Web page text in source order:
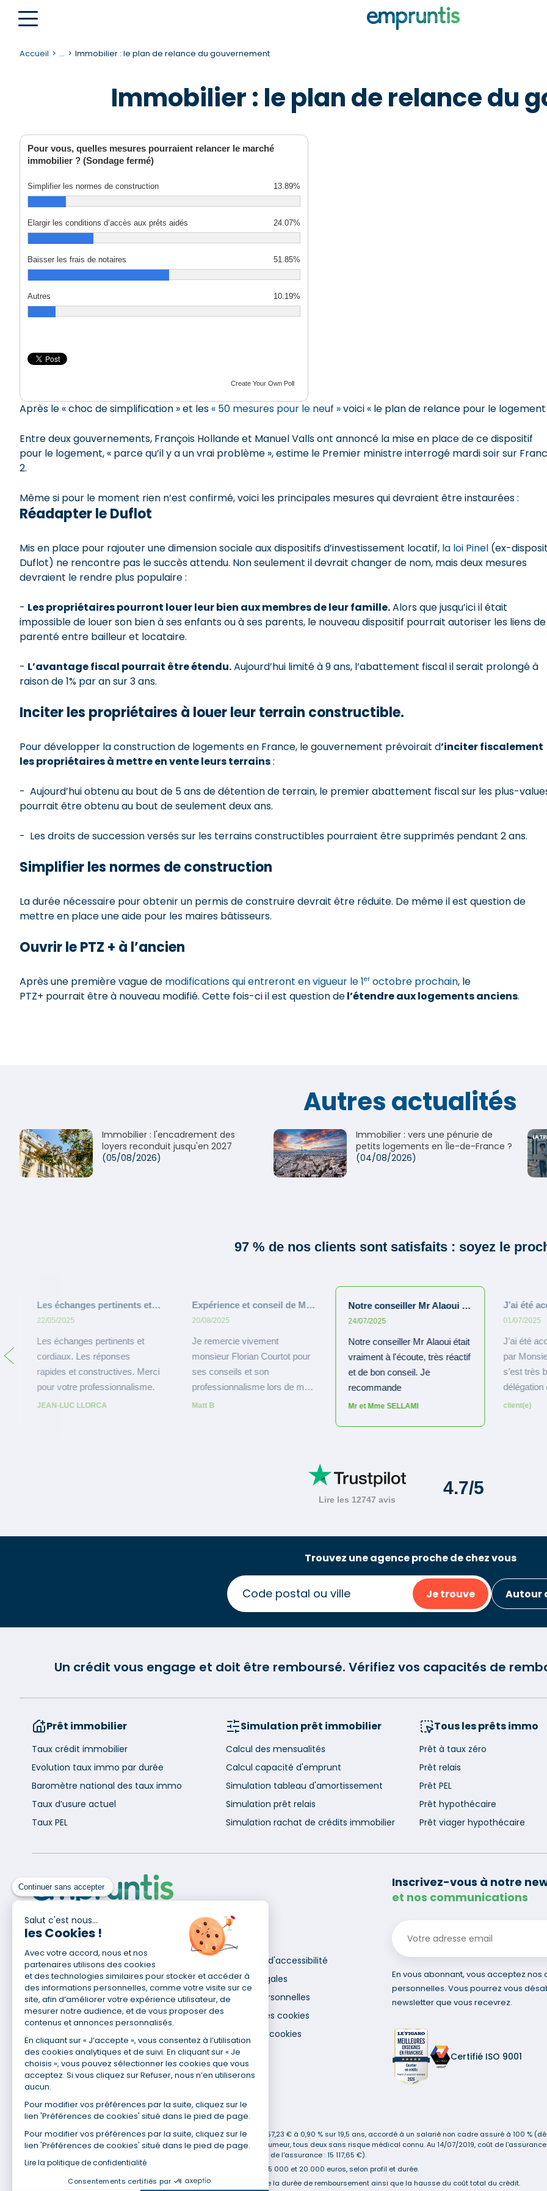
Continuer sans accepter
Salut c'est nous...
les Cookies !
Avec votre accord, nous et nos
partenaires utilisons des cookies
et des technologies similaires pour stocker et accéder à
des informations personnelles, comme votre visite sur ce
site, afin d’améliorer votre expérience utilisateur, de
mesurer notre audience, et de vous proposer des
contenus et annonces personnalisés.
En cliquant sur « J’accepte », vous consentez à l’utilisation
des cookies analytiques et de suivi. En cliquant sur « Je
choisis », vous pouvez sélectionner les cookies que vous
acceptez. Si vous cliquez sur Refuser, nous n’en utiliserons
aucun.
Pour modifier vos préférences par la suite, cliquez sur le
lien 'Préférences de cookies' situé dans le pied de page.
Pour modifier vos préférences par la suite, cliquez sur le
lien 'Préférences de cookies' situé dans le pied de page.
Lire la politique de confidentialité
Consentements certifiés par
Accueil ... Immobilier : le plan de relance du gouvernement
Immobilier : le plan de relance du
Pour vous, quelles mesures pourraient relancer le marché
immobilier ? (Sondage fermé)
Simplifier les normes de construction 13.89%
Elargir les conditions d’accès aux prêts aidés 24.07%
Baisser les frais de notaires 51.85%
Autres 10.19%
Create Your Own Poll
Après le « choc de simplification » et les « 50 mesures pour le neuf »voici « le plan de relance pour le logement
Entre deux gouvernements, François Hollande et Manuel Valls ont annoncé la mise en place de ce dispositif
pour le logement, « parce qu’il y a un vrai problème », estime le Premier ministre interrogé mardi soir sur
2.
Même si pour le moment rien n’est confirmé, voici les principales mesures qui devraient être instaurées :
Réadapter le Duflot
Mis en place pour rajouter une dimension sociale aux dispositifs d’investissement locatif, la loi Pinel (ex-
Duflot) ne rencontre pas le succès attendu. Non seulement il devrait changer de nom, mais deux mesures
devraient le rendre plus populaire :
- Les propriétaires pourront louer leur bien aux membres de leur famille.Alors que jusqu’ici il était
impossible de louer son bien à ses enfants ou à ses parents, le nouveau dispositif pourrait autoriser les liens de
parenté entre bailleur et locataire.
- L’avantage fiscal pourrait être étendu.Aujourd’hui limité à 9 ans, l’abattement fiscal il serait prolongé à
raison de 1% par an sur 3 ans.
Inciter les propriétaires à louer leur terrain constructible.
Pour développer la construction de logements en France, le gouvernement prévoirait d’inciter fiscalement
les propriétaires à mettre en vente leurs terrains:
- Aujourd’hui obtenu au bout de 5 ans de détention de terrain, le premier abattement fiscal sur les plus-
pourrait être obtenu au bout de seulement deux ans.
- Les droits de succession versés sur les terrains constructibles pourraient être supprimés pendant 2 ans.
Simplifier les normes de construction
La durée nécessaire pour obtenir un permis de construire devrait être réduite. De même il est question de
mettre en place une aide pour les maires bâtisseurs.
Ouvrir le PTZ + à l’ancien
Après une première vague de modifications qui entreront en vigueur le 1er octobre prochain, le
PTZ+ pourrait être à nouveau modifié. Cette fois-ci il est question del’étendre aux logements anciens.
Autres actualités
Immobilier : l'encadrement des
loyers reconduit jusqu'en 2027
(05/08/2026)
Immobilier : vers une pénurie de
petits logements en Île-de-France ?
(04/08/2026)
Trouvez une agence proche de chez vous
Je trouve Autour
Un crédit vous engage et doit être remboursé. Vérifiez vos capacités de
Prêt immobilier
Taux crédit immobilier
Evolution taux immo par durée
Baromètre national des taux immo
Taux d’usure actuel
Taux PEL
Simulation prêt immobilier
Calcul des mensualités
Calcul capacité d'emprunt
Simulation tableau d'amortissement
Simulation prêt relais
Simulation rachat de crédits immobilier
Tous les prêts immo
Prêt à taux zéro
Prêt relais
Prêt PEL
Prêt hypothécaire
Prêt viager hypothécaire
Pour en savoir plus
Qui sommes-nous ?
Site du Groupe
Nos agences
Nous contacter
Recrutement
Déclaration d'accessibilité
Mentions légales
Données personnelles
Utilisation des cookies
Gestion des cookies
Inscrivez-vous à notre
et nos communications
En vous abonnant, vous acceptez
personnelles. Vous pourrez vous
newsletter que vous recevrez.
Certifié ISO 9001
(1) Taux fixe national hors assurance et selon votre profil
(2) Économie de 65 % pour l'assurance d'un prêt amortissable de 330 457,23 € à 0,90 % sur 19,5 ans, accordé à un salarié non cadre assuré à 100 %
cadre assurée à 100 % (décès, PTIA, IPP, ITT, IPP) âgée de 35 ans et non-fumeur, tous deux sans risque médical connu. Au 14/07/2019, coût de
en moyenne au 14/07/2022 avec Empruntis.com (TAEA : 0,44 %, coût total de l'assurance : 15 117,65 €).
(3) Taux minimum pour un crédit consommation d'un montant fixé entre 5 000 et 20 000 euros, selon profil et durée.
(4) La diminution du montant des mensualités entraîne l'allongement de la durée de remboursement ainsi que la hausse du coût total du crédit.